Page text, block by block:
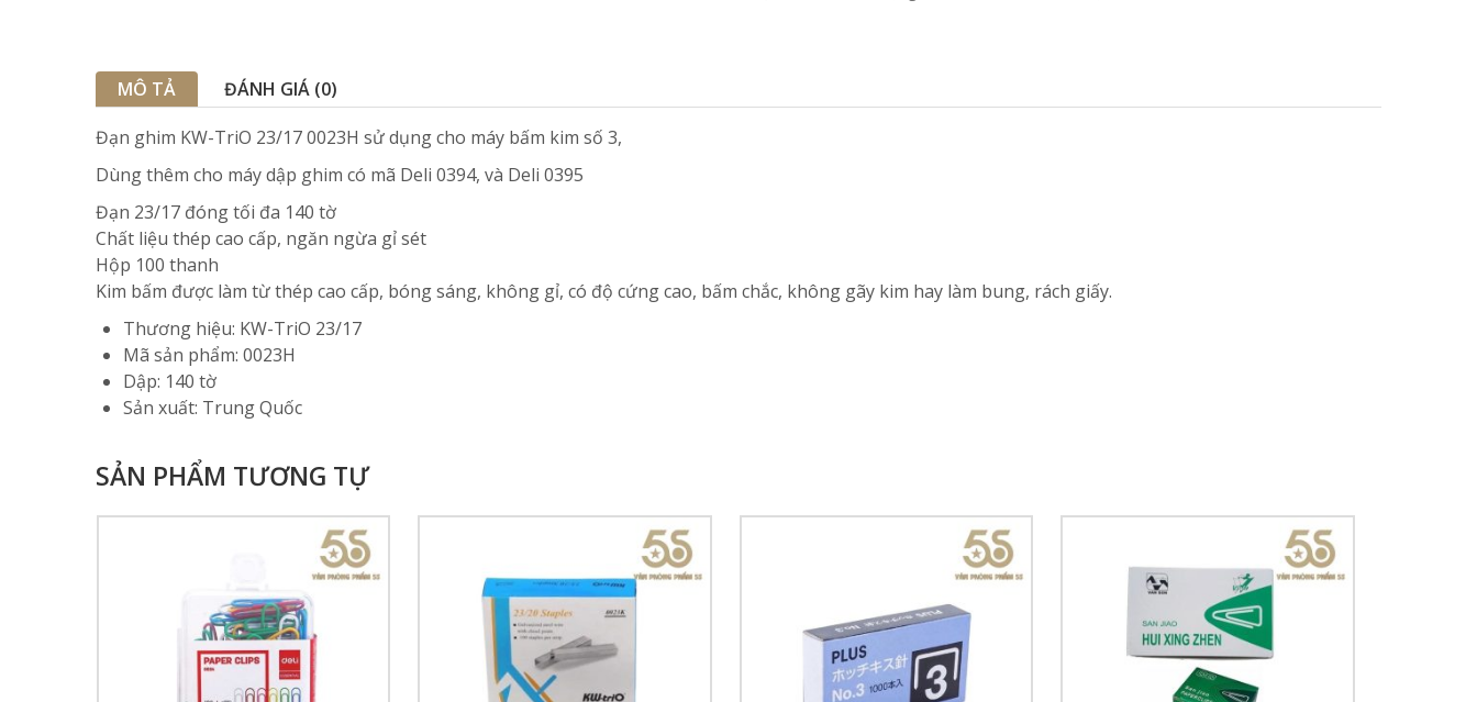
MÔ TẢ
ĐÁNH GIÁ (0)
Đạn ghim KW-TriO 23/17 0023H sử dụng cho máy bấm kim số 3,
Dùng thêm cho máy dập ghim có mã Deli 0394, và Deli 0395
Đạn 23/17 đóng tối đa 140 tờ
Chất liệu thép cao cấp, ngăn ngừa gỉ sét
Hộp 100 thanh
Kim bấm được làm từ thép cao cấp, bóng sáng, không gỉ, có độ cứng cao, bấm chắc, không gãy kim hay làm bung, rách giấy.
Thương hiệu: KW-TriO 23/17
Mã sản phẩm: 0023H
Dập: 140 tờ
Sản xuất: Trung Quốc
SẢN PHẨM TƯƠNG TỰ